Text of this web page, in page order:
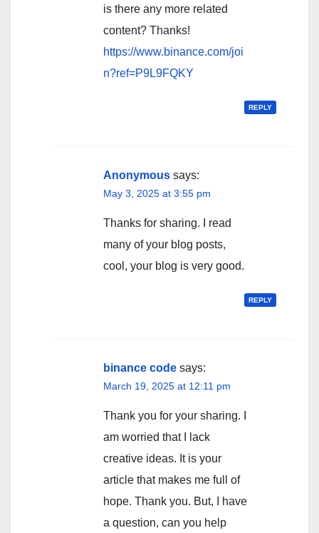
is there any more related
content? Thanks!
https://www.binance.com/joi
n?ref=P9L9FQKY
REPLY
Anonymous says:
May 3, 2025 at 3:55 pm
Thanks for sharing. I read
many of your blog posts,
cool, your blog is very good.
REPLY
binance code says:
March 19, 2025 at 12:11 pm
Thank you for your sharing. I
am worried that I lack
creative ideas. It is your
article that makes me full of
hope. Thank you. But, I have
a question, can you help